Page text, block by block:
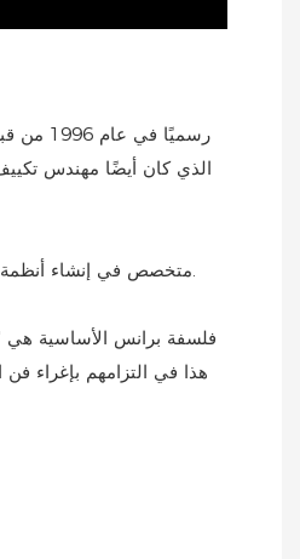
فلسفة برانس الأساسية هي
هذا في التزامهم بإغراء